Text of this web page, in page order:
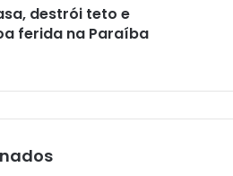
destrói teto e
ferida na Paraíba
i